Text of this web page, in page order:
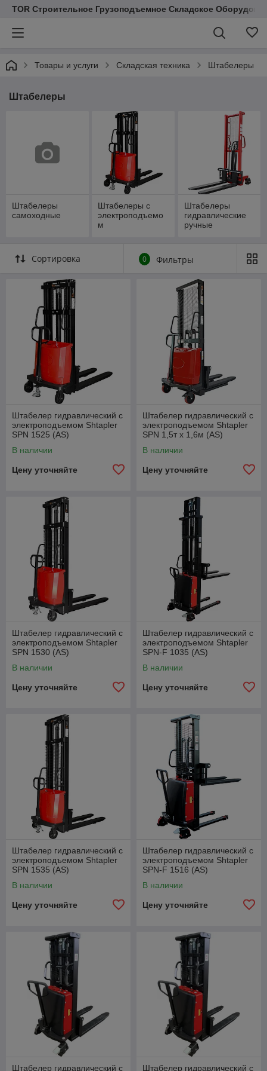
TOR Строительное Грузоподъемное Складское
Товары и услуги Складская техника Штабелеры
Штабелеры
Штабелеры
самоходные
Штабелеры с
электроподъемо
м
Штабелеры
гидравлические
ручные
Сортировка 0 Фильтры
Штабелер гидравлический с
электроподъемом Shtapler
SPN 1525 (AS)
В наличии
Цену уточняйте
Штабелер гидравлический с
электроподъемом Shtapler
SPN 1,5т х 1,6м (AS)
В наличии
Цену уточняйте
Штабелер гидравлический с
электроподъемом Shtapler
SPN 1530 (AS)
В наличии
Цену уточняйте
Штабелер гидравлический с
электроподъемом Shtapler
SPN-F 1035 (AS)
В наличии
Цену уточняйте
Штабелер гидравлический с
электроподъемом Shtapler
SPN 1535 (AS)
В наличии
Цену уточняйте
Штабелер гидравлический с
электроподъемом Shtapler
SPN-F 1516 (AS)
В наличии
Цену уточняйте
Штабелер гидравлический с Штабелер гидравлический с